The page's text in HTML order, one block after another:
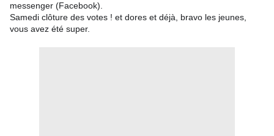
messenger (Facebook).
Samedi clôture des votes ! et dores et déjà, bravo les jeunes,
vous avez été super.